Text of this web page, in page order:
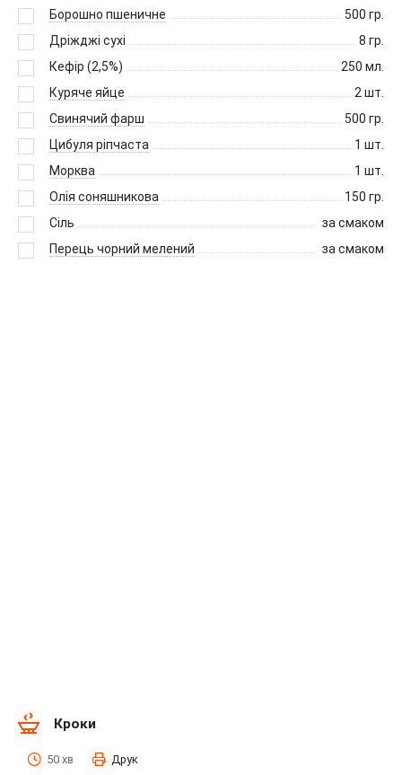
Борошно пшеничне 500 гр.
Дріжджі сухі
8 гр.
Кефір (2,5%)
250 мл.
Куряче яйце
2 шт.
Свинячий фарш
500 гр.
Цибуля ріпчаста
1 шт.
Морква
1 шт.
Олія соняшникова
150 гр.
Сіль
за смаком
Перець чорний мелений
за смаком
Кроки
50 хв Друк